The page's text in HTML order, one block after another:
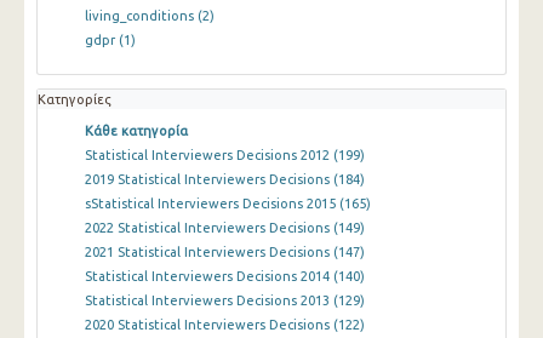
living_conditions (2)
gdpr (1)
Κατηγορίες
Κάθε κατηγορία
Statistical Interviewers Decisions 2012 (199)
2019 Statistical Interviewers Decisions (184)
sStatistical Interviewers Decisions 2015 (165)
2022 Statistical Interviewers Decisions (149)
2021 Statistical Interviewers Decisions (147)
Statistical Interviewers Decisions 2014 (140)
Statistical Interviewers Decisions 2013 (129)
2020 Statistical Interviewers Decisions (122)